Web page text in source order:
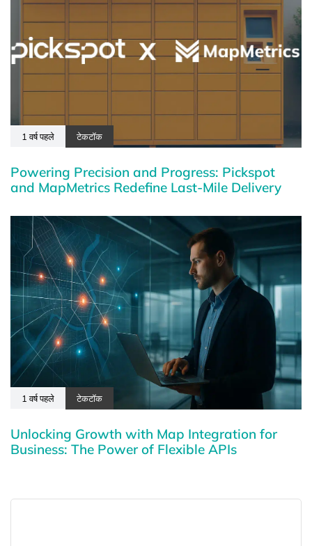
1 वर्ष पहले टेकटॉक
Powering Precision and Progress: Pickspot
and MapMetrics Redefine Last-Mile Delivery
1 वर्ष पहले टेकटॉक
Unlocking Growth with Map Integration for
Business: The Power of Flexible APIs